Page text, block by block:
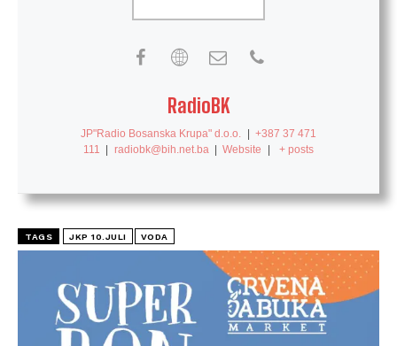
RadioBK
JP"Radio Bosanska Krupa" d.o.o. | +387 37 471
111
| radiobk@bih.net.ba | Website | + posts
TAGS JKP 10.JULI VODA